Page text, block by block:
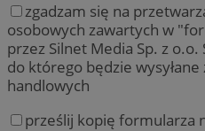
zgadzam się na
osobowych zawartych w
przez Silnet Media Sp. z
do którego będzie
handlowych
prześlij kopię formularza